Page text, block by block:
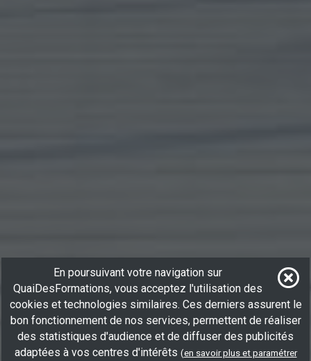
En poursuivant votre navigation sur
QuaiDesFormations, vous acceptez l'utilisation des
cookies et technologies similaires. Ces derniers assurent le
bon fonctionnement de nos services, permettent de réaliser
des statistiques d'audience et de diffuser des publicités
adaptées à vos centres d'intérêts (en savoir plus et paramétrer